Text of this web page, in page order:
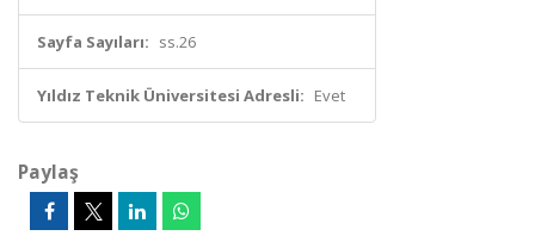
Sayfa Sayıları: ss.26
Yıldız Teknik Üniversitesi Adresli: Evet
Paylaş